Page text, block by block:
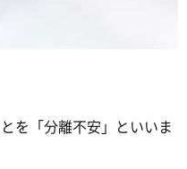
を「分離不安」といいま